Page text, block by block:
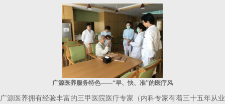
广源医养服务特色——“早、快、准”的医疗风
广源医养拥有经验丰富的三甲医院医疗专家（内科专家有着三十五年从业